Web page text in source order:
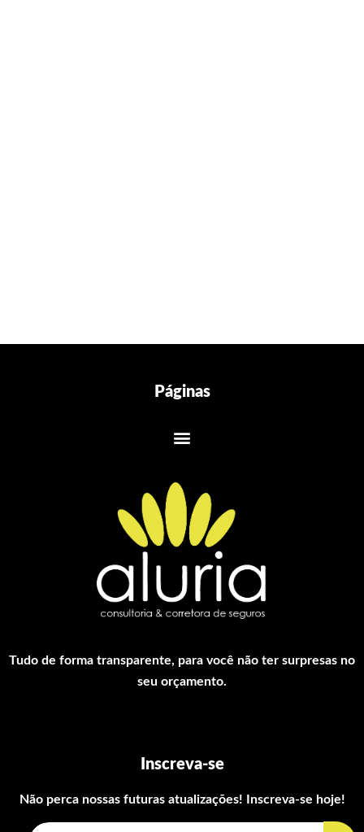
Páginas
Tudo de forma transparente, para você não ter surpresas no
seu orçamento.
Inscreva-se
Não perca nossas futuras atualizações! Inscreva-se hoje!